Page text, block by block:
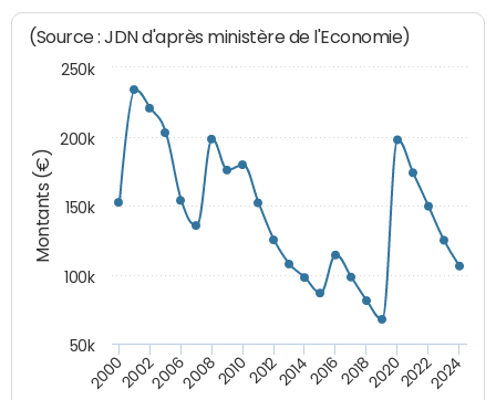
Montants (€)
(Source : JDN d'après ministère de l'Economie)
200020022006200820102012201420162018202020222024
50k
100k
150k
200k
250k